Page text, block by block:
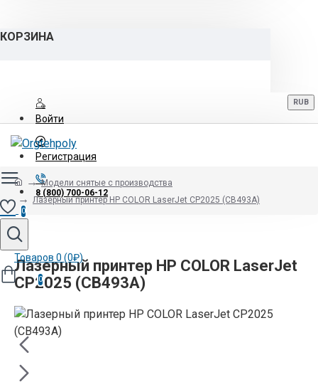
КОРЗИНА
Войти
Регистрация
8 (800) 700-06-12
RUB
0
Товаров 0 (0₽)
0
Модели снятые с производства
Лазерный принтер НР COLOR LaserJet CP2025 (CB493A)
Лазерный принтер НР COLOR LaserJet
CP2025 (CB493A)